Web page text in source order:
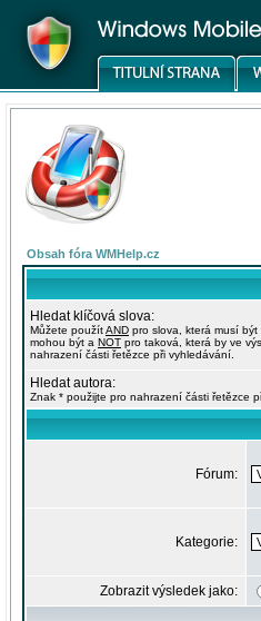
Obsah fóra WMHelp.cz
Hledat klíčová slova:
Můžete použítAND pro slova, která musí být
mohou být a NOT pro taková, která by ve
nahrazení části řetězce při vyhledávání.
Hledat autora:
Znak * použijte pro nahrazení části řetězce
Fórum:
Kategorie:
Zobrazit výsledek jako: